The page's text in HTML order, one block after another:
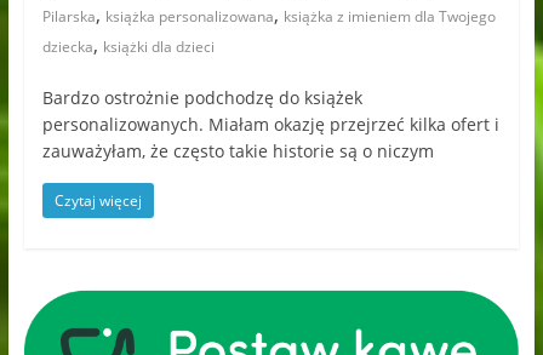
Pilarska, książka personalizowana, książka z imieniem dla Twojego
dziecka, książki dla dzieci
Bardzo ostrożnie podchodzę do książek
personalizowanych. Miałam okazję przejrzeć kilka ofert i
zauważyłam, że często takie historie są o niczym
Czytaj więcej